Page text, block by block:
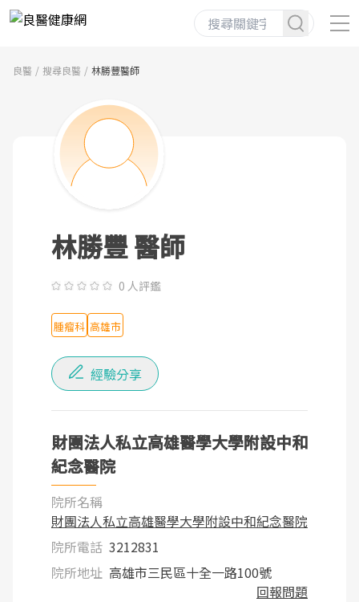
良醫 搜尋良醫 林勝豐醫師
林勝豐 醫師
0 人評鑑
腫瘤科 高雄市
經驗分享
財團法人私立高雄醫學大學附設中和
紀念醫院
院所名稱
財團法人私立高雄醫學大學附設中和紀念醫院
院所電話 3212831
院所地址 高雄市三民區十全一路100號
回報問題